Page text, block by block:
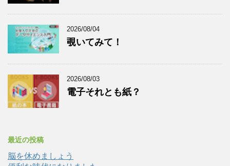
2026/08/04
覗いてみて！
2026/08/03
電子それとも紙？
最近の投稿
脳を休めましょう